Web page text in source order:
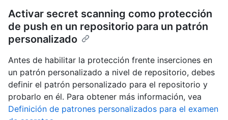
Activar secret scanning como protección
de push en un repositorio para un patrón
personalizado
Antes de habilitar la protección frente inserciones en
un patrón personalizado a nivel de repositorio, debes
definir el patrón personalizado para el repositorio y
probarlo en él. Para obtener más información, vea
Definición de patrones personalizados para el examen